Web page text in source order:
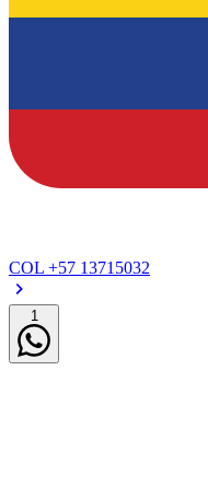
COL +57 13715032
1